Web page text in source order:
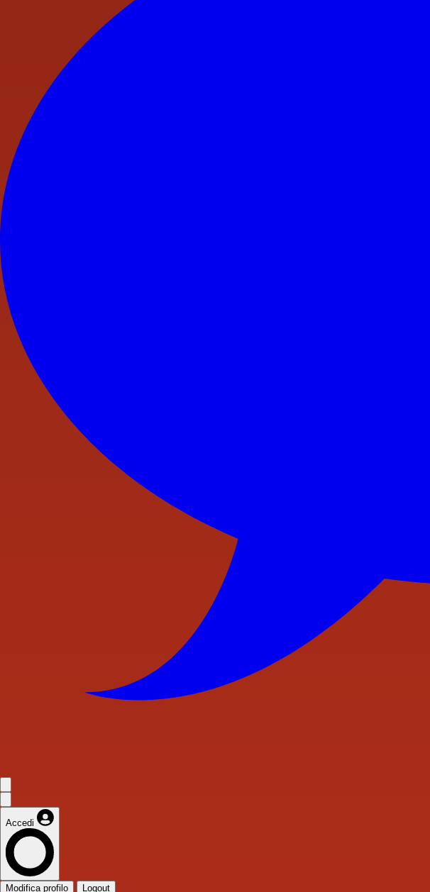
Accedi
Modifica profilo Logout